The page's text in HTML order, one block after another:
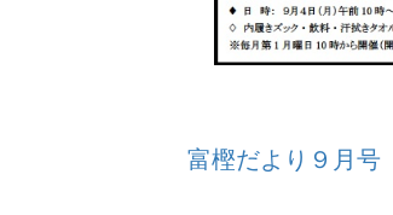
富樫だより９月号